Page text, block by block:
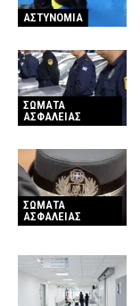
ΑΣΤΥΝΟΜΙΑ
ΣΩΜΑΤΑ
ΑΣΦΑΛΕΙΑΣ
ΣΩΜΑΤΑ
ΑΣΦΑΛΕΙΑΣ